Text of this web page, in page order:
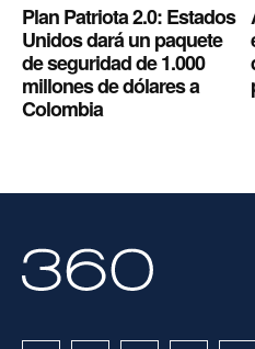
Plan Patriota 2.0: Estados
Unidos dará un paquete
de seguridad de 1.000
millones de dólares a
Colombia